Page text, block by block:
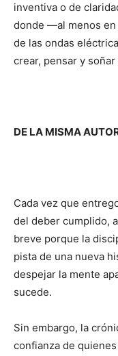
inventiva o de
donde —al menos
de las ondas
crear, pensar y
DE LA MISMA
Cada vez que
del deber cumplido,
breve porque la
pista de una nueva
despejar la mente
sucede.
Sin embargo, la
confianza de